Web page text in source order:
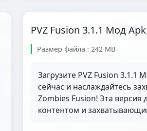
PVZ Fusion 3.1.1 Мод Apk
Размер файла : 242 MB
Загрузите PVZ Fusion 3.1.1
сейчас и наслаждайтесь
Zombies Fusion! Эта версия
контентом и